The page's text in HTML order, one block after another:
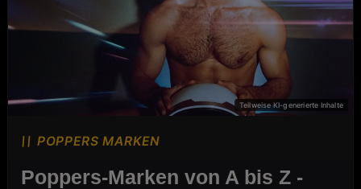
POPPERS MARKEN
Poppers-Marken von A bis Z -